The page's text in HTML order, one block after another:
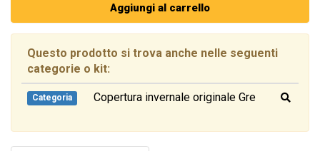
Aggiungi al carrello
Questo prodotto si trova anche nelle seguenti
categorie o kit:
Categoria Copertura invernale originale Gre